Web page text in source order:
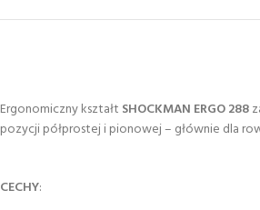
Ergonomiczny kształt SHOCKMAN ERGO 288
pozycji półprostej i pionowej – głównie dla
CECHY: